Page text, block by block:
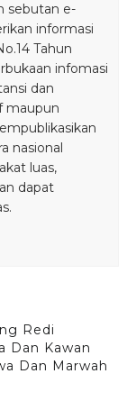
sebutan e-
informasi
Tahun
infomasi
dan
maupun
nasional
luas,
dapat
Redi
Dan Kawan
Dan Marwah